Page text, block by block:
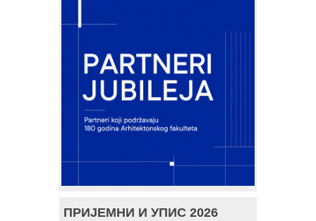
ПРИЈЕМНИ И УПИС 2026